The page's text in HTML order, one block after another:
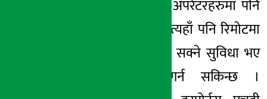
च्यानल अरू केबल अपरेटरहरुमा पनि
उपलब्ध रहेको छ । त्यहाँ पनि रिमोटमा
अडियो परिवर्तन गर्न सक्ने सुविधा भए
भाषा परिवर्तन गर्न सकिन्छ ।